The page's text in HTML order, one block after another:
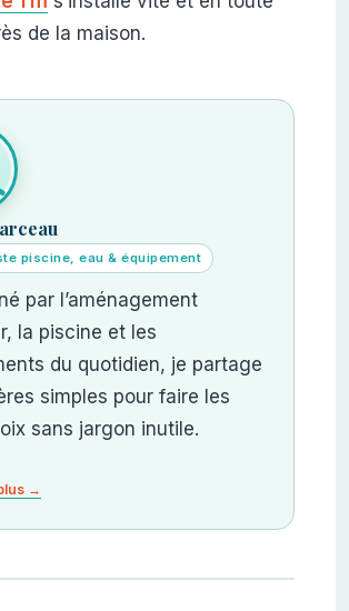
de la maison.
piscine, eau & équipement
par l’aménagement
la piscine et les
du quotidien, je partage
simples pour faire les
sans jargon inutile.
→